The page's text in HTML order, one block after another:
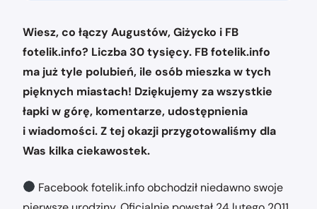
Wiesz, co łączy Augustów, Giżycko i FB
fotelik.info? Liczba 30 tysięcy. FB fotelik.info
ma już tyle polubień, ile osób mieszka w tych
pięknych miastach! Dziękujemy za wszystkie
łapki w górę, komentarze, udostępnienia
i wiadomości. Z tej okazji przygotowaliśmy dla
Was kilka ciekawostek.
Facebook fotelik.info obchodził niedawno swoje